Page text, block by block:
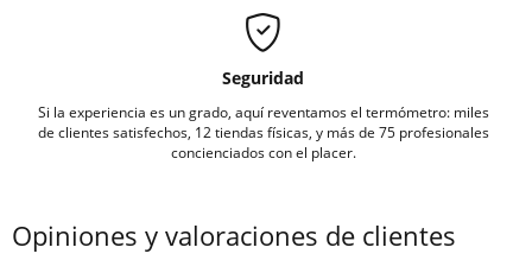
Seguridad
Si la experiencia es un grado, aquí reventamos el termómetro: miles
de clientes satisfechos, 12 tiendas físicas, y más de 75 profesionales
concienciados con el placer.
Opiniones y valoraciones de clientes